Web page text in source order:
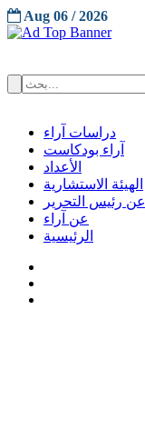
Aug 06 / 2026
دراسات آراء
آراء بودكاست
الأعداد
الهيئة الاستشارية
عن رئيس التحرير
عن آراء
الرئيسية